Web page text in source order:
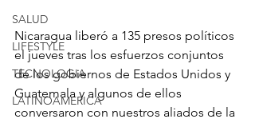
SALUD
LIFESTYLE
TECNOLOGIA
LATINOAMERICA
Nicaragua liberó a 135 presos políticos
el jueves tras los esfuerzos conjuntos
de los gobiernos de Estados Unidos y
Guatemala y algunos de ellos
conversaron con nuestros aliados de la